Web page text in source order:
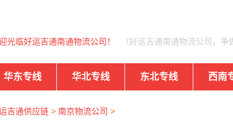
光临好运吉通南通物流公司！ （好运吉通南通物流公司，争
华东专线 华北专线 东北专线 西南
吉通供应链> 南京物流公司 >